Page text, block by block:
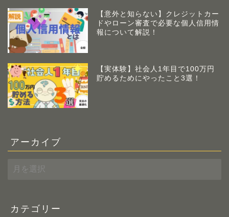
【意外と知らない】クレジットカー
ドやローン審査で必要な個人信用情
報について解説！
【実体験】社会人1年目で100万円
貯めるためにやったこと3選！
アーカイブ
ー
ブ
カテゴリー